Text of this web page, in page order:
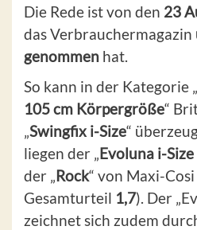
Die Rede ist von den 23
das Verbrauchermagazin
genommen hat.
So kann in der Kategorie „
105 cm Körpergröße“
„Swingfix i-Size“
liegen der „Evoluna i-Size
der „Rock“ von Maxi-
Gesamturteil 1,7). Der
zeichnet sich zudem